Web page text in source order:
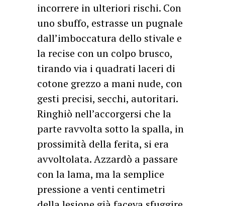
incorrere in ulteriori rischi. Con
uno sbuffo, estrasse un pugnale
dall’imboccatura dello stivale e
la recise con un colpo brusco,
tirando via i quadrati laceri di
cotone grezzo a mani nude, con
gesti precisi, secchi, autoritari.
Ringhiò nell’accorgersi che la
parte ravvolta sotto la spalla, in
prossimità della ferita, si era
avvoltolata. Azzardò a passare
con la lama, ma la semplice
pressione a venti centimetri